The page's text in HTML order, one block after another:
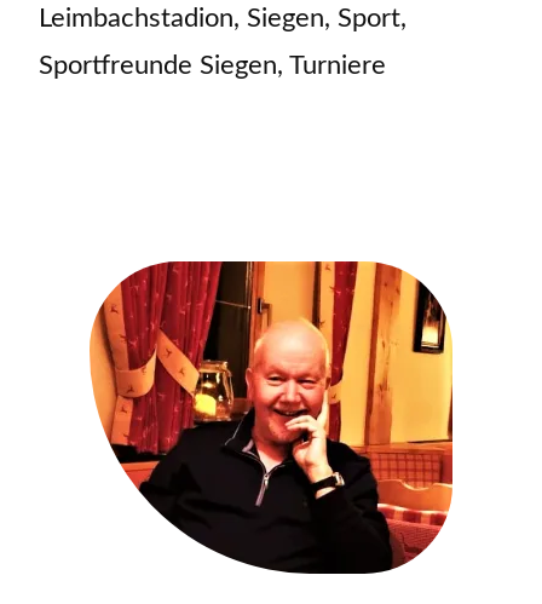
Leimbachstadion, Siegen, Sport,
Sportfreunde Siegen, Turniere